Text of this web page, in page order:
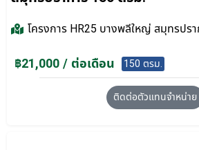
โครงการ HR25 บางพลีใหญ่ สมุทรปร
฿21,000 / ต่อเดือน 150 ตรม.
ติดต่อตัวแทนจำหน่าย